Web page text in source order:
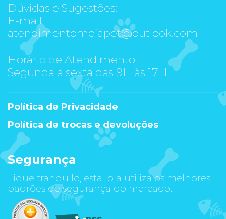
Dúvidas e Sugestões:
E-mail:
atendimentomeiapet@outlook.com
Horário de Atendimento:
Segunda a sexta das 9H às 17H
Política de Privacidade
Política de trocas e devoluções
Segurança
Fique tranquilo, esta loja utiliza os melhores
padrões de segurança do mercado.